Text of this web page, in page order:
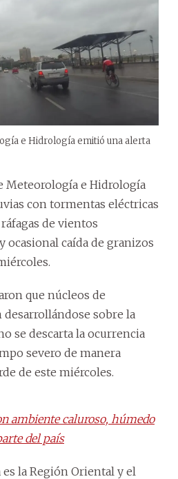
e Hidrología emitió una alerta
Meteorología e Hidrología
con tormentas eléctricas
de vientos
ocasional caída de granizos
que núcleos de
sobre la
se descarta la ocurrencia
severo de manera
de este miércoles.
ambiente caluroso, húmedo
del país
la Región Oriental y el